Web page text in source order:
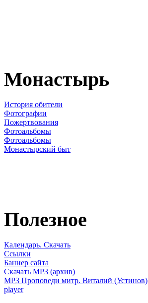
Монастырь
История обители
Фотографии
Пожертвования
Фотоальбомы
Фотоальбомы
Монастырский быт
Полезное
Календарь. Скачать
Ссылки
Баннер сайта
Скачать MP3 (архив)
MP3 Проповеди митр. Виталий (Устинов)
player